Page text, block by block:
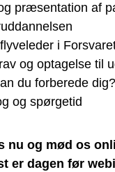
præsentation af
i
og optagelse til
du forberede dig?
og spørgetid
nu og mød os
er dagen før